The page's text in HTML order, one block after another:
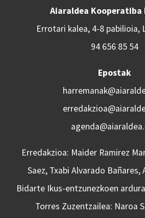
Aiaraldea Kooperatiba
Errotari kalea, 4-8 pabilioia,
94 656 85 54
Epostak
Erredakzioa: Maider Ramirez
Saez, Txabi Alvarado Bañares,
Bidarte Ikus-entzunezkoen
Torres Zuzentzailea: Naroa